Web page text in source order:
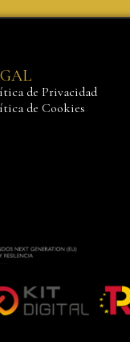
de Privacidad
de Cookies